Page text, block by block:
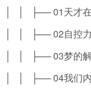
│ │ ├── 01天才
│ │ ├── 02自控
│ │ ├── 03梦的
│ │ ├── 04我们